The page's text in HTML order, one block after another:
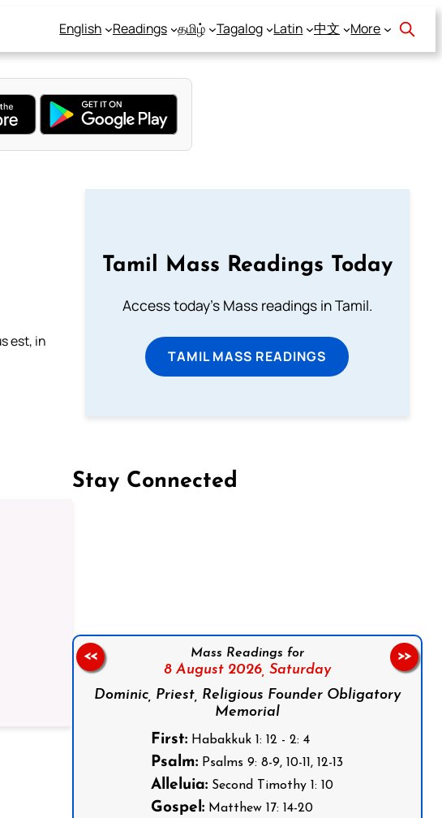
English Readings தமிழ் Tagalog Latin 中文 More
est, in
Tamil Mass Readings Today
Access today's Mass readings in Tamil.
TAMIL MASS READINGS
Stay Connected
Mass Readings for
8 August 2026, Saturday
Dominic, Priest, Religious Founder Obligatory
Memorial
First: Habakkuk 1: 12 - 2: 4
Psalm: Psalms 9: 8-9, 10-11, 12-13
Alleluia: Second Timothy 1: 10
Gospel: Matthew 17: 14-20
<< >>